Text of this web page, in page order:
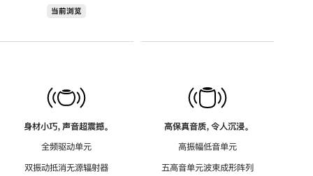
当前浏览
身材小巧，声音超震撼。
全频驱动单元
双振动抵消无源辐射器
高保真音质，令人沉浸。
高振幅低音单元
五高音单元波束成形阵列